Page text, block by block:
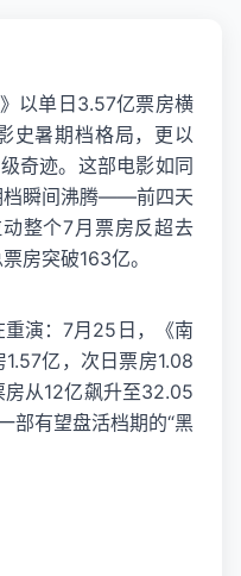
以单日3.57亿票房横
史暑期档格局，更以
奇迹。这部电影如同
档瞬间沸腾——前四天
整个7月票房反超去
房突破163亿。
演：7月25日，《南
亿，次日票房1.08
从12亿飙升至32.05
部有望盘活档期的“黑